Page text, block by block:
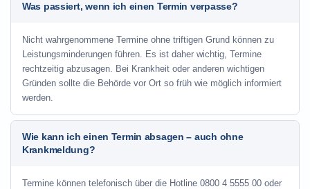
Was passiert, wenn ich einen Termin verpasse?
Nicht wahrgenommene Termine ohne triftigen Grund können zu
Leistungsminderungen führen. Es ist daher wichtig, Termine
rechtzeitig abzusagen. Bei Krankheit oder anderen wichtigen
Gründen sollte die Behörde vor Ort so früh wie möglich informiert
werden.
Wie kann ich einen Termin absagen – auch ohne
Krankmeldung?
Termine können telefonisch über die Hotline 0800 4 5555 00 oder